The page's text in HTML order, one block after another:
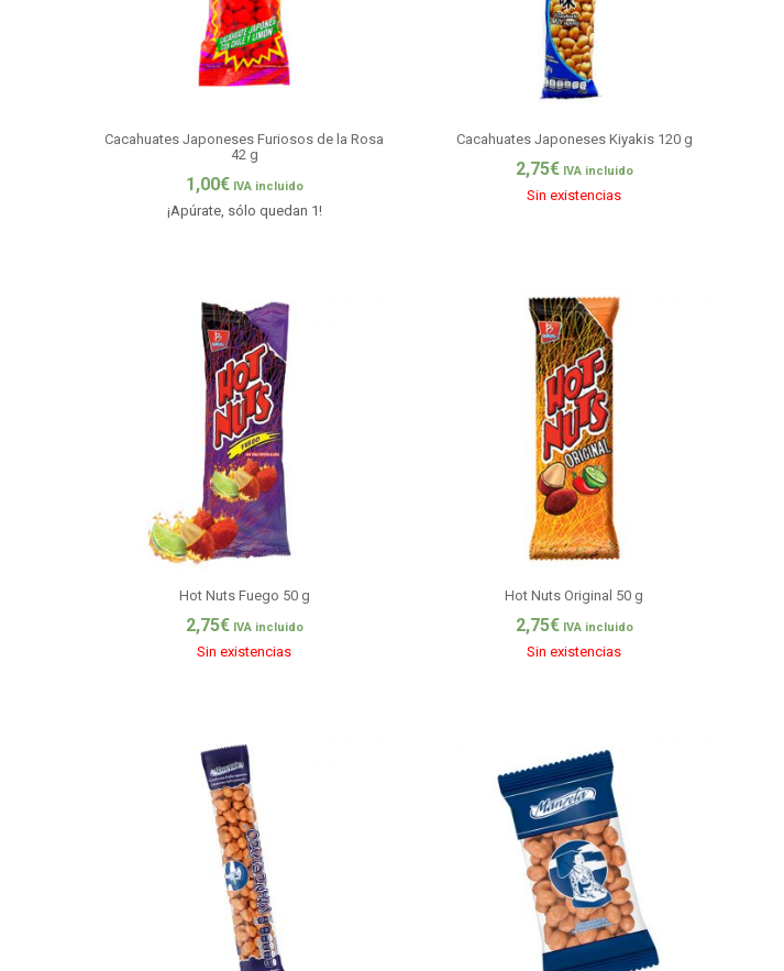
Cacahuates Japoneses Furiosos de la Rosa
42 g
1,00€ IVA incluido
¡Apúrate, sólo quedan 1!
Cacahuates Japoneses Kiyakis 120 g
2,75€ IVA incluido
Sin existencias
Hot Nuts Fuego 50 g
2,75€ IVA incluido
Sin existencias
Hot Nuts Original 50 g
2,75€ IVA incluido
Sin existencias